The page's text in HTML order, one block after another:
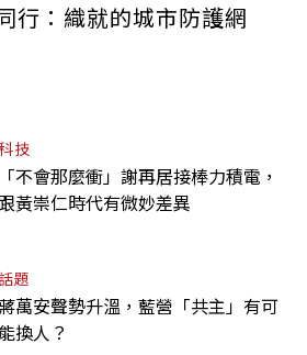
行：織就的城市防護網
技
「不會那麼衝」謝再居接棒力積電，
黃崇仁時代有微妙差異
題
萬安聲勢升溫，藍營「共主」有可
能換人？